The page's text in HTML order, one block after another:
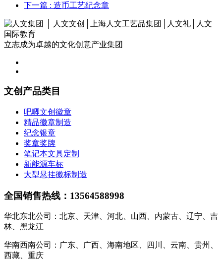
下一篇 : 造币工艺纪念章
立志成为卓越的文化创意产业集团
文创产品类目
吧唧文创徽章
精品徽章制造
纪念银章
奖章奖牌
笔记本文具定制
新能源车标
大型悬挂徽标制造
全国销售热线：13564588998
华北东北公司：北京、天津、河北、山西、内蒙古、辽宁、吉
林、黑龙江
华南西南公司：广东、广西、海南地区、四川、云南、贵州、
西藏、重庆